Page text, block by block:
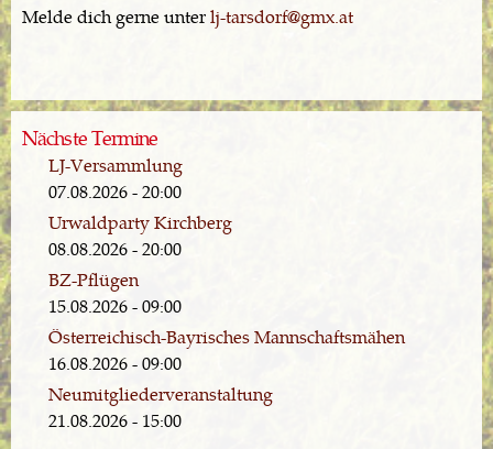
Melde dich gerne unterlj-tarsdorf@gmx.at
Nächste Termine
LJ-Versammlung
07.08.2026 - 20:00
Urwaldparty Kirchberg
08.08.2026 - 20:00
BZ-Pflügen
15.08.2026 - 09:00
Österreichisch-Bayrisches Mannschaftsmähen
16.08.2026 - 09:00
Neumitgliederveranstaltung
21.08.2026 - 15:00